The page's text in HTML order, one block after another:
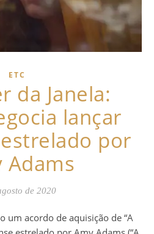
ETC
da Janela:
lançar
por
Adams
de 2020